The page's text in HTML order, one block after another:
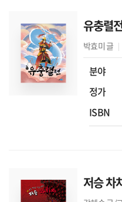
유충렬
박효미 글
분야
정가
ISBN
저승 차